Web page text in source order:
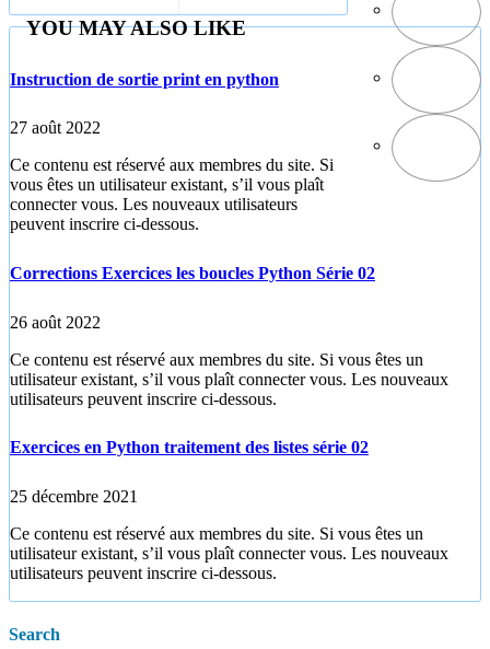
YOU MAY ALSO LIKE
Instruction de sortie print en python
27 août 2022
Ce contenu est réservé aux membres du site. Si
vous êtes un utilisateur existant, s’il vous plaît
connecter vous. Les nouveaux utilisateurs
peuvent inscrire ci-dessous.
Corrections Exercices les boucles Python Série 02
26 août 2022
Ce contenu est réservé aux membres du site. Si vous êtes un
utilisateur existant, s’il vous plaît connecter vous. Les nouveaux
utilisateurs peuvent inscrire ci-dessous.
Exercices en Python traitement des listes série 02
25 décembre 2021
Ce contenu est réservé aux membres du site. Si vous êtes un
utilisateur existant, s’il vous plaît connecter vous. Les nouveaux
utilisateurs peuvent inscrire ci-dessous.
Search